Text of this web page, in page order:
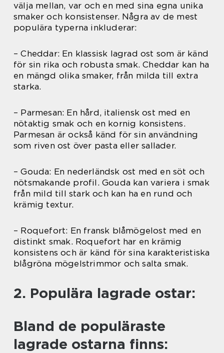
välja mellan, var och en med sina egna unika
smaker och konsistenser. Några av de mest
populära typerna inkluderar:
– Cheddar: En klassisk lagrad ost som är känd
för sin rika och robusta smak. Cheddar kan ha
en mängd olika smaker, från milda till extra
starka.
– Parmesan: En hård, italiensk ost med en
nötaktig smak och en kornig konsistens.
Parmesan är också känd för sin användning
som riven ost över pasta eller sallader.
– Gouda: En nederländsk ost med en söt och
nötsmakande profil. Gouda kan variera i smak
från mild till stark och kan ha en rund och
krämig textur.
– Roquefort: En fransk blåmögelost med en
distinkt smak. Roquefort har en krämig
konsistens och är känd för sina karakteristiska
blågröna mögelstrimmor och salta smak.
2. Populära lagrade ostar:
Bland de populäraste
lagrade ostarna finns: